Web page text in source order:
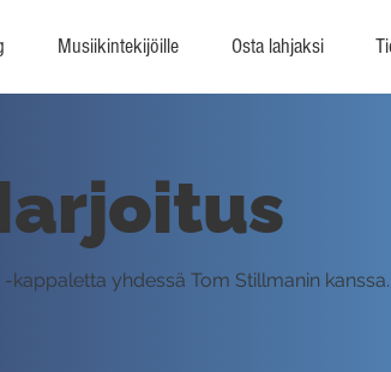
Musiikintekijöille Osta lahjaksi
kappaletta yhdessä Tom Stillmanin kanssa.